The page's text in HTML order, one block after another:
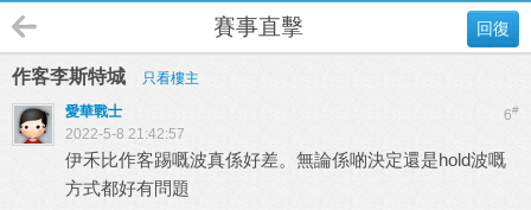
回復
賽事直擊
作客李斯特城 只看樓主
6#
愛華戰士
2022-5-8 21:42:57
伊禾比作客踢嘅波真係好差。無論係啲決定還是hold波嘅
方式都好有問題